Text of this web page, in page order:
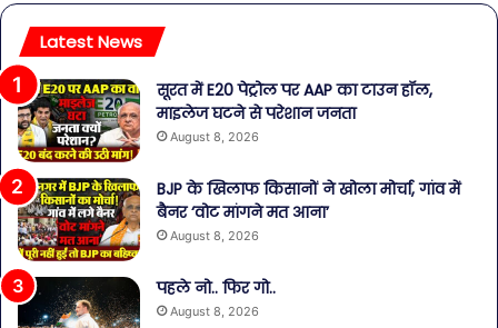
Latest News
सूरत में E20 पेट्रोल पर AAP का टाउन हॉल,
माइलेज घटने से परेशान जनता
August 8, 2026
BJP के खिलाफ किसानों ने खोला मोर्चा, गांव में
बैनर ‘वोट मांगने मत आना’
August 8, 2026
पहले नो.. फिर गो..
August 8, 2026